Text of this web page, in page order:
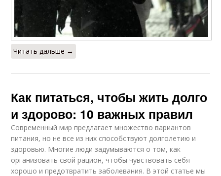
Читать дальше →
Как питаться, чтобы жить долго
и здорово: 10 важных правил
Современный мир предлагает множество вариантов
питания, но не все из них способствуют долголетию и
здоровью. Многие люди задумываются о том, как
организовать свой рацион, чтобы чувствовать себя
хорошо и предотвратить заболевания. В этой статье мы